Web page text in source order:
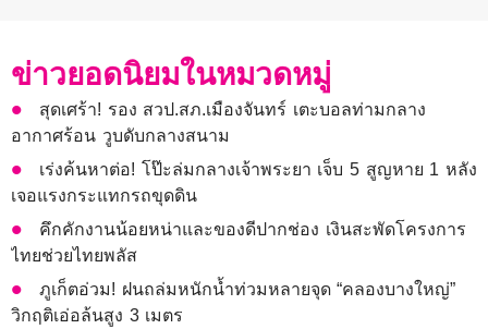
ข่าวยอดนิยมในหมวดหมู่
สุดเศร้า! รอง สวป.สภ.เมืองจันทร์ เตะบอลท่ามกลาง
อากาศร้อน วูบดับกลางสนาม
เร่งค้นหาต่อ! โป๊ะล่มกลางเจ้าพระยา เจ็บ 5 สูญหาย 1 หลัง
เจอแรงกระแทกรถขุดดิน
คึกคักงานน้อยหน่าและของดีปากช่อง เงินสะพัดโครงการ
ไทยช่วยไทยพลัส
ภูเก็ตอ่วม! ฝนถล่มหนักน้ำท่วมหลายจุด “คลองบางใหญ่”
วิกฤติเอ่อล้นสูง 3 เมตร